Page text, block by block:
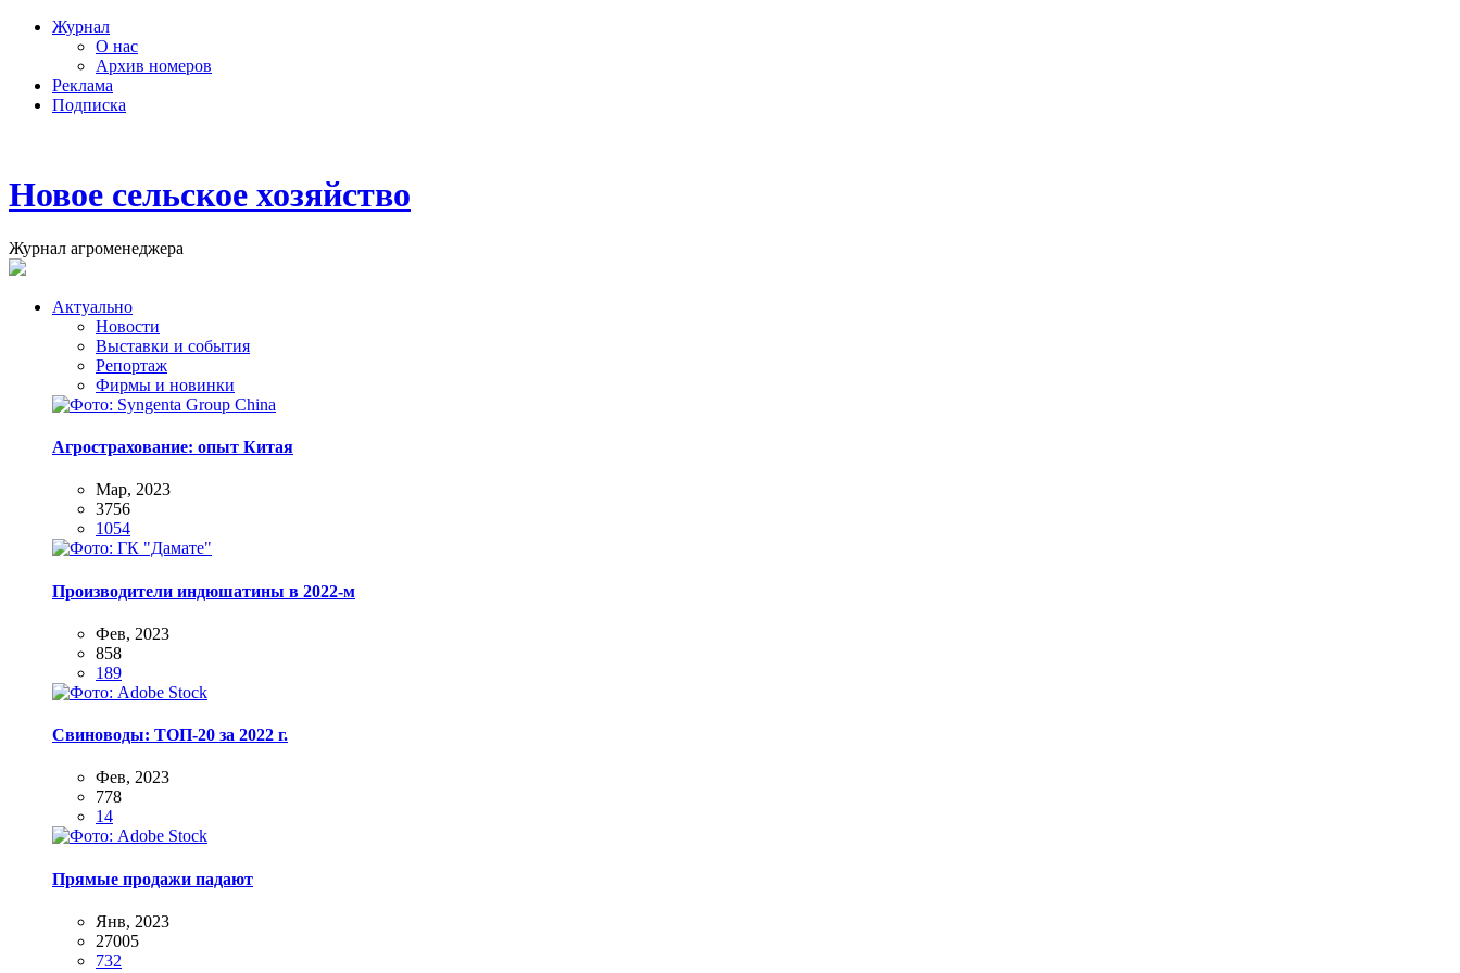
Журнал
О нас
Архив номеров
Реклама
Подписка
Новое сельское хозяйство
Журнал агроменеджера
Актуально
Новости
Выставки и события
Репортаж
Фирмы и новинки
Агрострахование: опыт Китая
Мар, 2023
3756
1054
Производители индюшатины в 2022-м
Фев, 2023
858
189
Свиноводы: ТОП-20 за 2022 г.
Фев, 2023
778
14
Прямые продажи падают
Янв, 2023
27005
732